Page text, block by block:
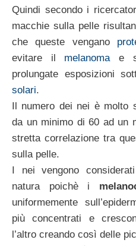
Quindi secondo i
macchie sulla pelle
che queste vengano
evitare il melanoma e
prolungate esposizioni
solari.
Il numero dei nei è molto
da un minimo di 60 ad un
stretta correlazione tra
sulla pelle.
I nei vengono
natura poichè i
uniformemente
più concentrati e
l’altro creando così delle